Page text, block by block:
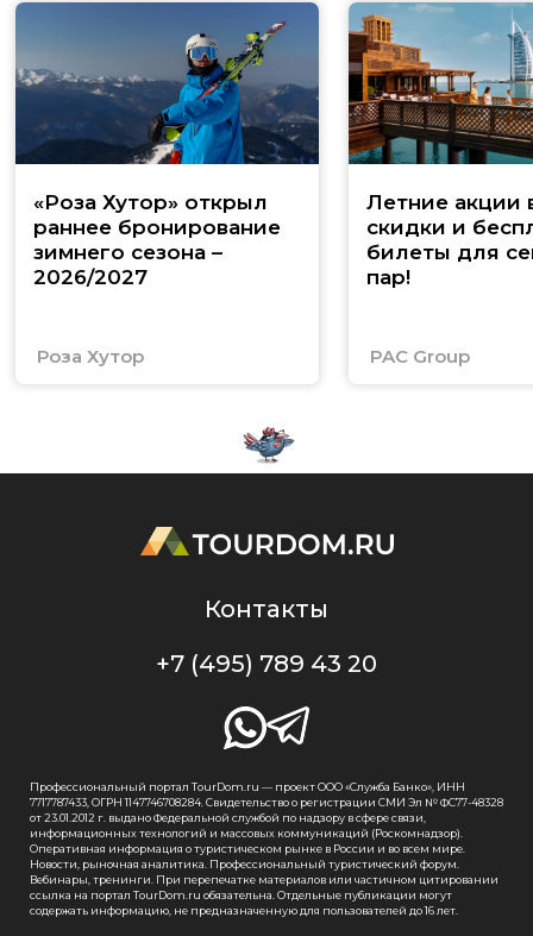
«Роза Хутор» открыл
раннее бронирование
зимнего сезона –
2026/2027
Роза Хутор
Летние акции
скидки и
билеты для
пар!
PAC Group
Контакты
+7 (495) 789 43 20
Профессиональный портал TourDom.ru — проект ООО «Служба Банко», ИНН
7717787433, ОГРН 1147746708284. Свидетельство о регистрации СМИ Эл № ФС77-48328
от 23.01.2012 г. выдано Федеральной службой по надзору в сфере связи,
информационных технологий и массовых коммуникаций (Роскомнадзор).
Оперативная информация о туристическом рынке в России и во всем мире.
Новости, рыночная аналитика. Профессиональный туристический форум.
Вебинары, тренинги. При перепечатке материалов или частичном цитировании
ссылка на портал TourDom.ru обязательна. Отдельные публикации могут
содержать информацию, не предназначенную для пользователей до 16 лет.